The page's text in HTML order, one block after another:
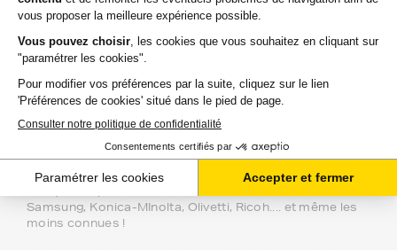
Cartouche toner compatibles équivalent
à samsung ML D1630A au meilleur prix
pour votre imprimante.
Depuis 2000, FranceToner accompagne particuliers et
professionnels avec ses Cartouche toner compatibles
équivalent à samsung ML D1630A.
Recommandée à plus de 97% par nos 2 millions de
clients, FranceToner est la référence. Nous proposons
plus de 300 000 produits pour toutes les plus grandes
Samsung, Konica-MInolta, Olivetti, Ricoh.... et même les
moins connues !